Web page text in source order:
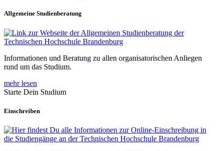
Allgemeine Studienberatung
Informationen und Beratung zu allen organisatorischen Anliegen
rund um das Studium.
mehr lesen
Starte Dein Studium
Einschreiben